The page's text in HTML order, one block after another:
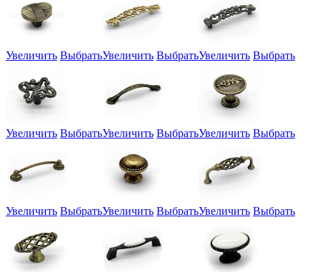
Увеличить ВыбратьУвеличить ВыбратьУвеличить Выбрать
Увеличить ВыбратьУвеличить ВыбратьУвеличить Выбрать
Увеличить ВыбратьУвеличить ВыбратьУвеличить Выбрать